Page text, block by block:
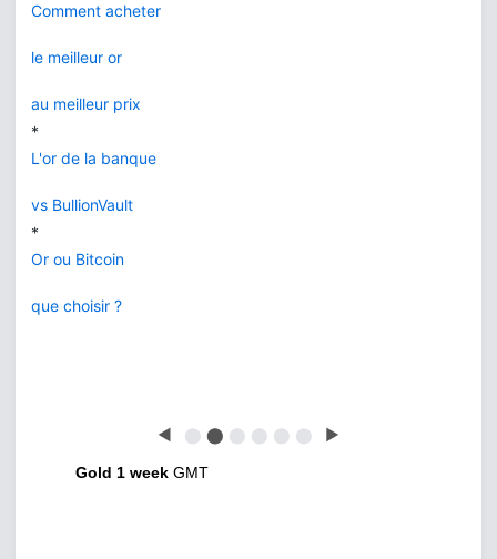
Comment acheter
le meilleur or
au meilleur prix
*
L'or de la banque
vs BullionVault
*
Or ou Bitcoin
que choisir ?
◀ ⬤ ⬤ ⬤ ⬤ ⬤ ⬤ ▶
Gold 1 week GMT